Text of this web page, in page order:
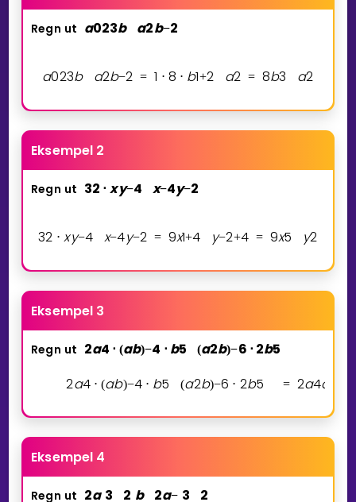
Regn ut a023b a2b−2
a023b a2b−2 = 1 ⋅ 8 ⋅ b1+2 a2 = 8b3 a2
Eksempel 2
Regn ut 32 ⋅ xy−4 x−4y−2
32 ⋅ xy−4 x−4y−2 = 9x1+4 y−2+4 = 9x5 y2
Eksempel 3
Regn ut 2a4 ⋅ (ab)−4 ⋅ b5 (a2b)−6 ⋅ 2b5
2a4 ⋅ (ab)−4 ⋅ b5 (a2b)−6 ⋅ 2b5 = 2a4a
Eksempel 4
Regn ut 2a 3 2 b 2a− 3 2